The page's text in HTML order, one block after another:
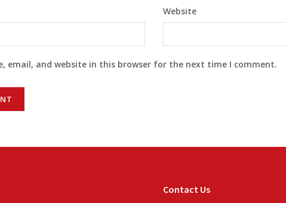
Website
email, and website in this browser for the next time I comment.
Contact Us